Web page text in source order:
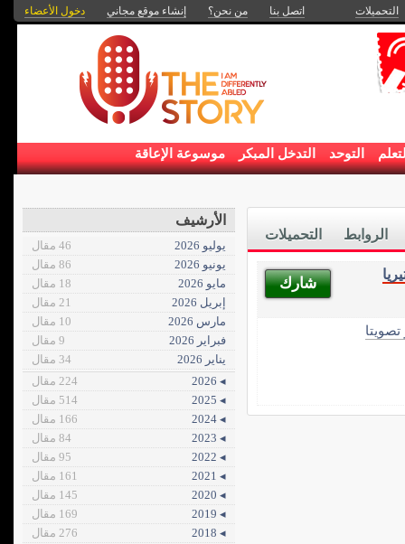
التحميلات اتصل بنا من نحن؟ إنشاء موقع مجاني دخول الأعضاء
التوحد التدخل المبكر موسوعة الإعاقة
التحميلات الروابط
شارك
تصويتا
الأرشيف
يوليو 2026
46 مقال
يونيو 2026
86 مقال
مايو 2026
18 مقال
إبريل 2026
21 مقال
مارس 2026
10 مقال
فبراير 2026
9 مقال
يناير 2026
34 مقال
◂ 2026
224 مقال
◂ 2025
514 مقال
◂ 2024
166 مقال
◂ 2023
84 مقال
◂ 2022
95 مقال
◂ 2021
161 مقال
◂ 2020
145 مقال
◂ 2019
169 مقال
◂ 2018
276 مقال